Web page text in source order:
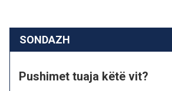
SONDAZH
Pushimet tuaja këtë vit?